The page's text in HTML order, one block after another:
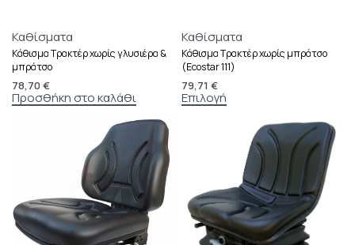
Καθίσματα
Κάθισμα Τρακτέρ χωρίς γλυσιέρα &
μπράτσο
78,70 €
Προσθήκη στο καλάθι
Καθίσματα
Κάθισμα Τρακτέρ χωρίς μπράτσο
(Ecostar 111)
79,71 €
Επιλογή